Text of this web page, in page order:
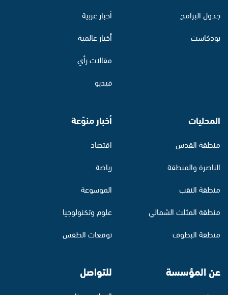
جدول البرامج
بودكاست
أخبار عربية
أخبار عالمية
مقالات رأي
فيديو
المحليات
منطقة القدس
الناصرة والمنطقة
منطقة النقب
منطقة المثلث الشمالي
منطقة البطوف
أخبار منوّعة
اقتصاد
رياضة
الموسوعة
علوم وتكنولوجيا
توقعات الطقس
عن المؤسسة للتواصل